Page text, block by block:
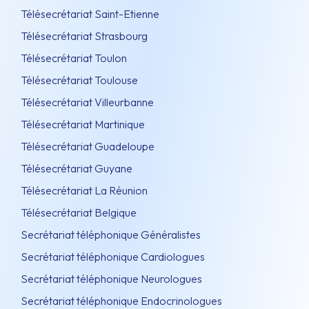
Télésecrétariat Saint-Etienne
Télésecrétariat Strasbourg
Télésecrétariat Toulon
Télésecrétariat Toulouse
Télésecrétariat Villeurbanne
Télésecrétariat Martinique
Télésecrétariat Guadeloupe
Télésecrétariat Guyane
Télésecrétariat La Réunion
Télésecrétariat Belgique
Secrétariat téléphonique Généralistes
Secrétariat téléphonique Cardiologues
Secrétariat téléphonique Neurologues
Secrétariat téléphonique Endocrinologues